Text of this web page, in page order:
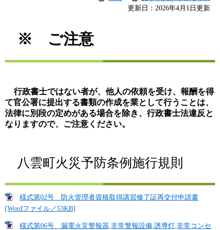
更新日：2026年4月1日更新
※ ご注意
行政書士ではない者が、他人の依頼を受け、報酬を得
て官公署に提出する書類の作成を業として行うことは、
法律に別段の定めがある場合を除き、行政書士法違反と
なりますので、ご注意ください。
八雲町火災予防条例施行規則
様式第02号 防火管理者資格取得講習修了証再交付申請書
[Wordファイル／53KB]
様式第06号 漏電火災警報器,非常警報設備,誘導灯,非常コンセ